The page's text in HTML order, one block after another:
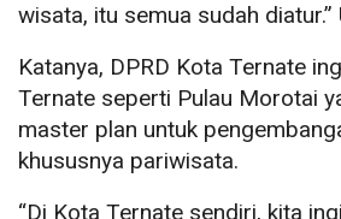
wisata, itu semua sudah diatur.”
Katanya, DPRD Kota Ternate
Ternate seperti Pulau Morotai
master plan untuk
khususnya pariwisata.
“Di Kota Ternate sendiri, kita